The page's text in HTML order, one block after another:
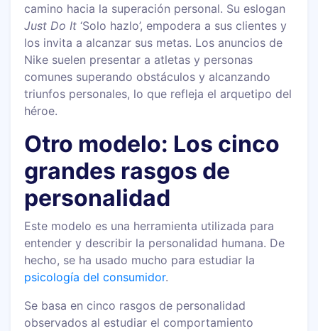
camino hacia la superación personal. Su eslogan
Just Do It ‘Solo hazlo’, empodera a sus clientes y
los invita a alcanzar sus metas. Los anuncios de
Nike suelen presentar a atletas y personas
comunes superando obstáculos y alcanzando
triunfos personales, lo que refleja el arquetipo del
héroe.
Otro modelo: Los cinco
grandes rasgos de
personalidad
Este modelo es una herramienta utilizada para
entender y describir la personalidad humana. De
hecho, se ha usado mucho para estudiar la
psicología del consumidor.
Se basa en cinco rasgos de personalidad
observados al estudiar el comportamiento